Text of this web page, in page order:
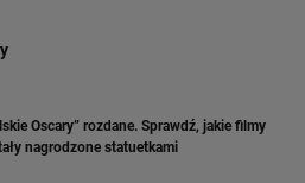
Oscary” rozdane. Sprawdź, jakie filmy
nagrodzone statuetkami